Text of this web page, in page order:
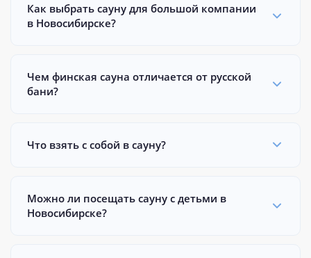
Как выбрать сауну для большой компании
в Новосибирске?
Чем финская сауна отличается от русской
бани?
Что взять с собой в сауну?
Можно ли посещать сауну с детьми в
Новосибирске?